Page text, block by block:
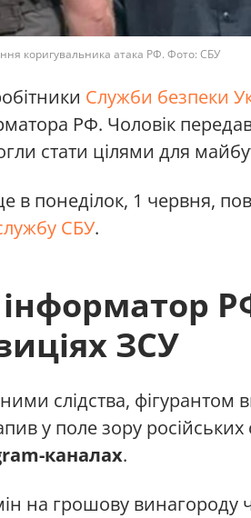
коригувальника атака РФ. Фото: СБУ
Служби безпеки
РФ. Чоловік
стати цілями для
в понеділок, 1 червня,
СБУ.
ЗСУ
слідства, фігурантом
у поле зору
каналах.
на грошову винагороду